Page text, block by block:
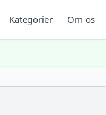
Kategorier Om os